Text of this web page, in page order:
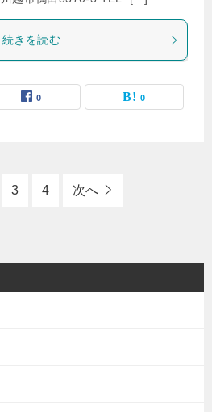
続きを読む
0 0
3 4 次へ